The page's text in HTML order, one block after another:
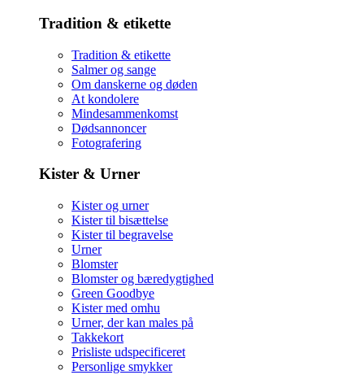
Tradition & etikette
Tradition & etikette
Salmer og sange
Om danskerne og døden
At kondolere
Mindesammenkomst
Dødsannoncer
Fotografering
Kister & Urner
Kister og urner
Kister til bisættelse
Kister til begravelse
Urner
Blomster
Blomster og bæredygtighed
Green Goodbye
Kister med omhu
Urner, der kan males på
Takkekort
Prisliste udspecificeret
Personlige smykker